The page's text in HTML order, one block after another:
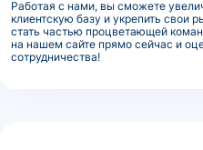
Работая с нами, вы сможете
клиентскую базу и укрепить свои
стать частью процветающей
на нашем сайте прямо сейчас и
сотрудничества!